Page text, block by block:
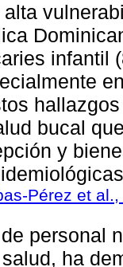
infantil
bucal
y
Pérez et
personal
ha